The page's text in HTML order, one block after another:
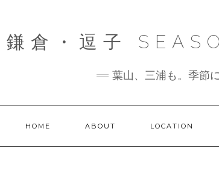
鎌倉・逗子
葉山、三浦も。季節
HOME ABOUT LOCATION